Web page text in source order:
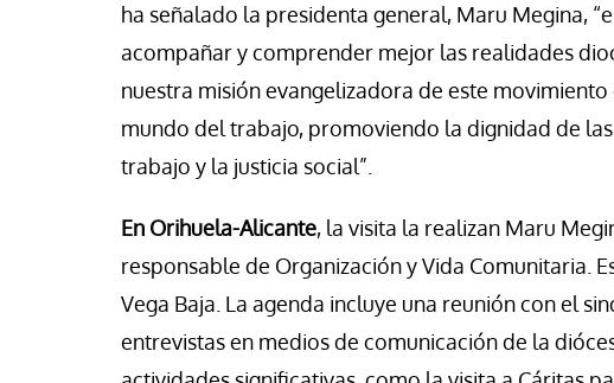
ha señalado la presidenta general, Maru Megina,
acompañar y comprender mejor las realidades
nuestra misión evangelizadora de este
mundo del trabajo, promoviendo la dignidad de
trabajo y la justicia social”.
En Orihuela-Alicante, la visita la realizan Maru
responsable de Organización y Vida Comunitaria.
Vega Baja. La agenda incluye una reunión con el
entrevistas en medios de comunicación de la